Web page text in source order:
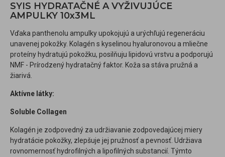
SYIS HYDRATAČNÉ A VYŽIVUJÚCE
AMPULKY 10x3ML
Vďaka panthenolu ampulky upokojujú a urýchľujú regeneráciu
unavenej pokožky. Kolagén s kyselinou hyaluronovou a mliečne
proteíny hydratujú pokožku, posilňuju lipidovú vrstvu a podporujú
NMF - Prírodzený hydratačný faktor. Koža sa stáva pružná a
žiarivá.
Aktívne látky:
Soluble Collagen
Kolagén je zodpovedný za udržiavanie zodpovedajúcej miery
hydratácie pokožky, zlepšuje jej pružnosť a pevnosť. Udržiava
rovnomernosť hydrofilných a lipofilných substancií. Týmto